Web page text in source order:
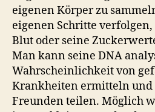
eigenen Körper zu
eigenen Schritte
Blut oder seine
Man kann seine DNA
Wahrscheinlichkeit von
Krankheiten ermitteln und
Freunden teilen. Möglich